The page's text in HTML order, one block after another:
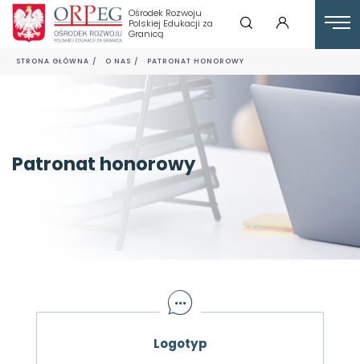
Ośrodek Rozwoju
Polskiej Edukacji za
Granicą
STRONA GŁÓWNA O NAS PATRONAT HONOROWY
Patronat honorowy
Logotyp